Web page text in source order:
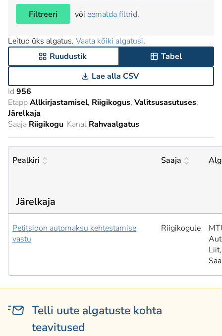
Filtreeri
või eemalda filtrid.
Leitud üks algatus. Vaata kõiki algatusi.
Ruudustik
Tabel
Lae alla CSV
Id 956
EtappAllkirjastamisel Riigikogus Valitsusasutuses
Järelkaja
Saaja Riigikogu Kanal Rahvaalgatus
Pealkiri Saaja
Järelkaja
Petitsioon automaksu kehtestamise
vastu
Riigikogule
Liit,
Telli uute algatuste kohta
teavitused